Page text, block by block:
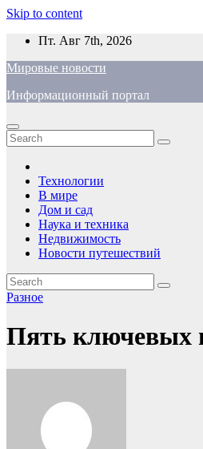
Skip to content
Пт. Авг 7th, 2026
Мировые новости
Информационный портал
Технологии
В мире
Дом и сад
Наука и техника
Недвижимость
Новости путешествий
Разное
Пять ключевых